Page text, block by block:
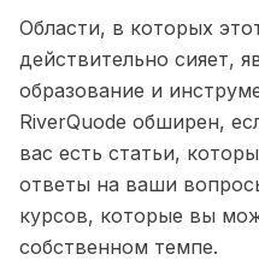
Области, в которых
действительно сияет,
образование и
RiverQuode обширен,
вас есть статьи,
ответы на ваши
курсов, которые вы
собственном темпе.